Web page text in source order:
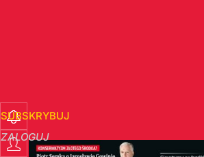
SUBSKRYBUJ
ZALOGUJ